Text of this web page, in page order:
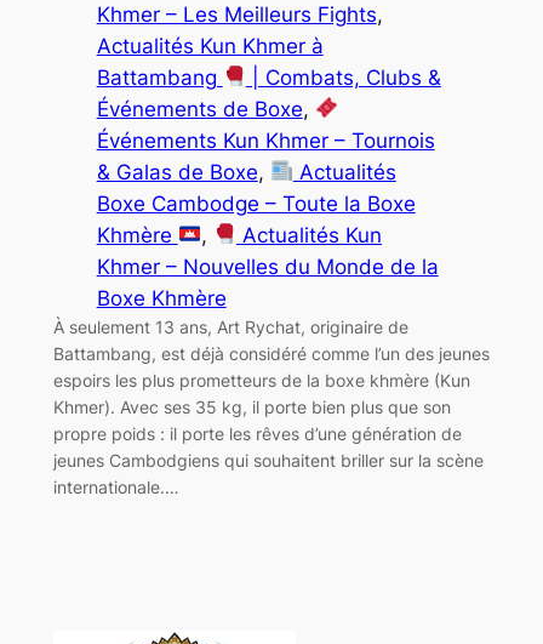
Khmer – Les Meilleurs Fights
Actualités Kun Khmer à
Battambang
| Combats, Clubs &
Événements de Boxe,
Événements Kun Khmer – Tournois
& Galas de Boxe,
Actualités
Boxe Cambodge – Toute la Boxe
Khmère
,
Actualités Kun
Khmer – Nouvelles du Monde de la
Boxe Khmère
À seulement 13 ans, Art Rychat, originaire de
Battambang, est déjà considéré comme l’un des jeunes
espoirs les plus prometteurs de la boxe khmère (Kun
Khmer). Avec ses 35 kg, il porte bien plus que son
propre poids : il porte les rêves d’une génération de
jeunes Cambodgiens qui souhaitent briller sur la scène
internationale.…